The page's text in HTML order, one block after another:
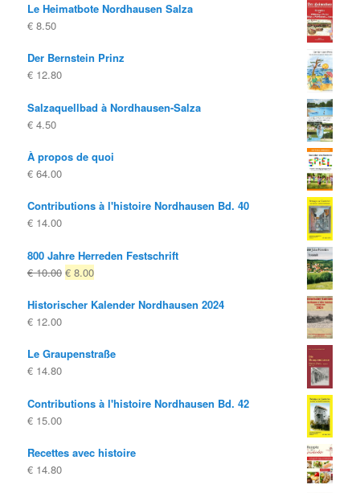
Le Heimatbote Nordhausen Salza
€ 8.50
Der Bernstein Prinz
€ 12.80
Salzaquellbad à Nordhausen-Salza
€ 4.50
À propos de quoi
€ 64.00
Contributions à l'histoire Nordhausen Bd. 40
€ 14.00
800 Jahre Herreden Festschrift
€10.00 Le
d'origine
€ 8.00Le
actuel
Historischer Kalender Nordhausen 2024
€ 12.00
Le Graupenstraße
€ 14.80
Contributions à l'histoire Nordhausen Bd. 42
€ 15.00
Recettes avec histoire
€ 14.80